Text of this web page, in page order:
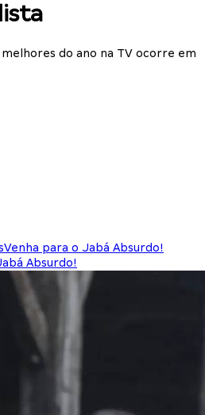
do ano na TV ocorre em
Venha para o Jabá Absurdo!
Absurdo!